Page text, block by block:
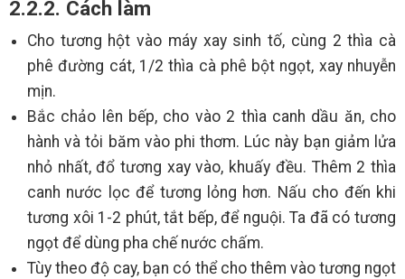
2.2.2. Cách làm
Cho tương hột vào máy xay sinh tố, cùng 2 thìa cà
phê đường cát, 1/2 thìa cà phê bột ngọt, xay nhuyễn
mịn.
Bắc chảo lên bếp, cho vào 2 thìa canh dầu ăn, cho
hành và tỏi băm vào phi thơm. Lúc này bạn giảm lửa
nhỏ nhất, đổ tương xay vào, khuấy đều. Thêm 2 thìa
canh nước lọc để tương lỏng hơn. Nấu cho đến khi
tương xôi 1-2 phút, tắt bếp, để nguội. Ta đã có tương
ngọt để dùng pha chế nước chấm.
Tùy theo độ cay, bạn có thể cho thêm vào tương ngọt